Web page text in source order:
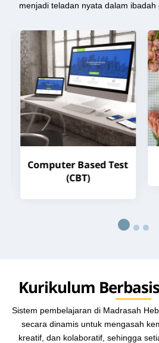
menjadi teladan nyata dalam ibadah
Computer Based Test
(CBT)
Kurikulum
Sistem pembelajaran di Madrasah
secara dinamis untuk mengasah
kreatif, dan kolaboratif, sehingga